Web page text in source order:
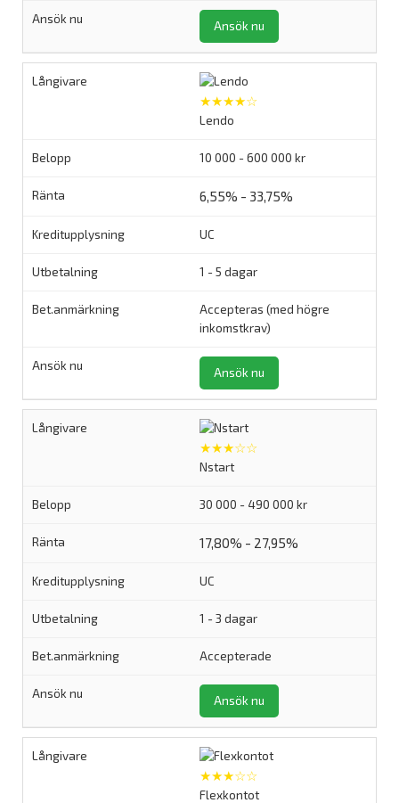
Ansök nu
★★★★☆
Lendo
10 000 - 600 000 kr
6,55% - 33,75%
UC
1 - 5 dagar
Accepteras (med högre
inkomstkrav)
Ansök nu
★★★☆☆
Nstart
30 000 - 490 000 kr
17,80% - 27,95%
UC
1 - 3 dagar
Accepterade
Ansök nu
★★★☆☆
Flexkontot